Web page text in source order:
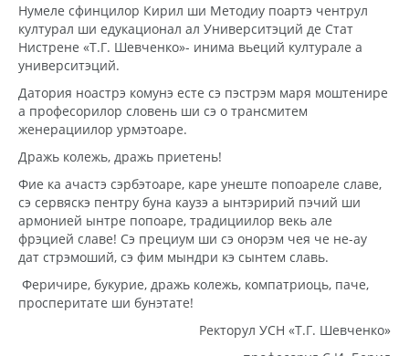
Нумеле сфинцилор Кирил ши Методиу поартэ чентрул
културал ши едукационал ал Университэций де Стат
Нистрене «Т.Г. Шевченко»- инима вьеций културале а
университэций.
Датория ноастрэ комунэ есте сэ пэстрэм маря моштенире
а професорилор словень ши сэ о трансмитем
женерациилор урмэтоаре.
Дражь колежь, дражь приетень!
Фие ка ачастэ сэрбэтоаре, каре унеште попоареле славе,
сэ сервяскэ пентру буна каузэ а ынтэририй пэчий ши
армонией ынтре попоаре, традициилор векь але
фрэцией славе! Сэ прециум ши сэ онорэм чея че не-ау
дат стрэмоший, сэ фим мындри кэ сынтем славь.
Феричире, букурие, дражь колежь, компатриоць, паче,
просперитате ши бунэтате!
Ректорул УСН «Т.Г. Шевченко»